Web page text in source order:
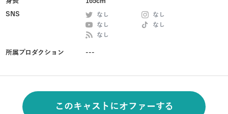
SNS
なし
なし
なし
なし
なし
所属プロダクション ---
このキャストにオファーする